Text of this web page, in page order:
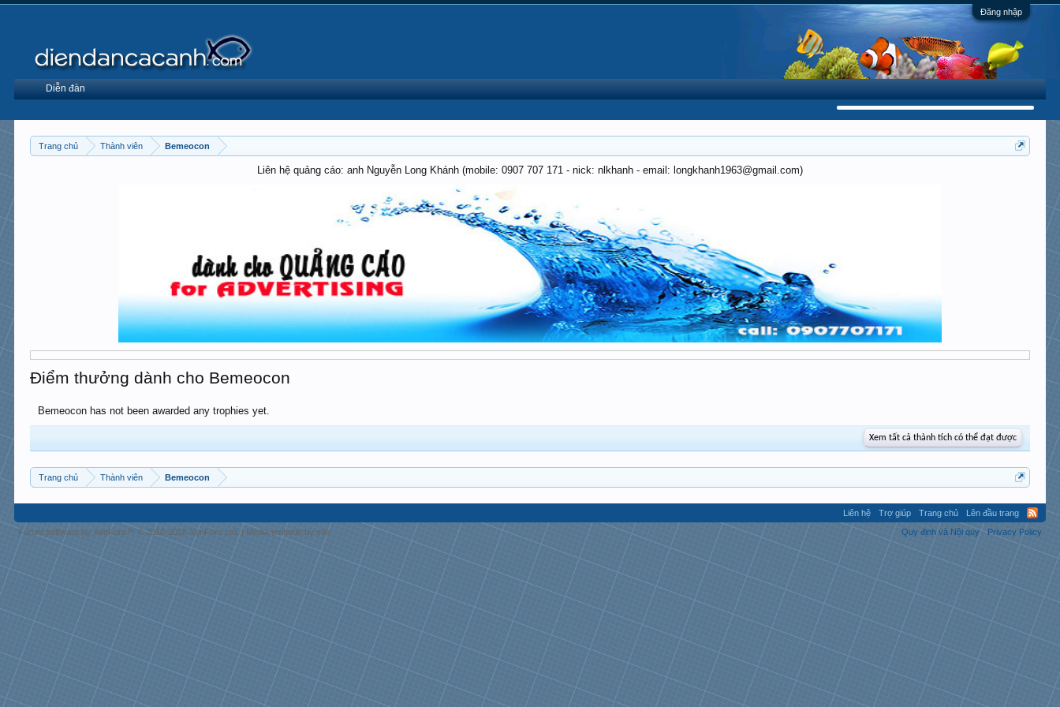
Đăng nhập
Trang chủ Thành viên Bemeocon
Liên hệ quảng cáo: anh Nguyễn Long Khánh (mobile: 0907 707 171 - nick: nlkhanh - email: longkhanh1963@gmail.com)
Điểm thưởng dành cho Bemeocon
Bemeocon has not been awarded any trophies yet.
Xem tất cả thành tích có thể đạt được
Trang chủ Thành viên Bemeocon
Diễn đàn
Liên hệ Trợ giúp Trang chủ
Lên đầu trang
Quy định và Nội quy
Privacy Policy
Forum software by XenForo™© 2010-2018 XenForo Ltd. | Media embeds by s9e